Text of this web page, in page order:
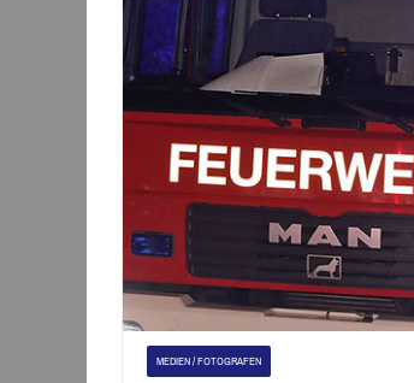
MEDIEN / FOTOGRAFEN